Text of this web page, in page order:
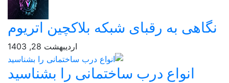
به رقبای شبکه بلاکچین اتریوم
اردیبهشت 28, 1403
انواع درب ساختمانی را بشناسید